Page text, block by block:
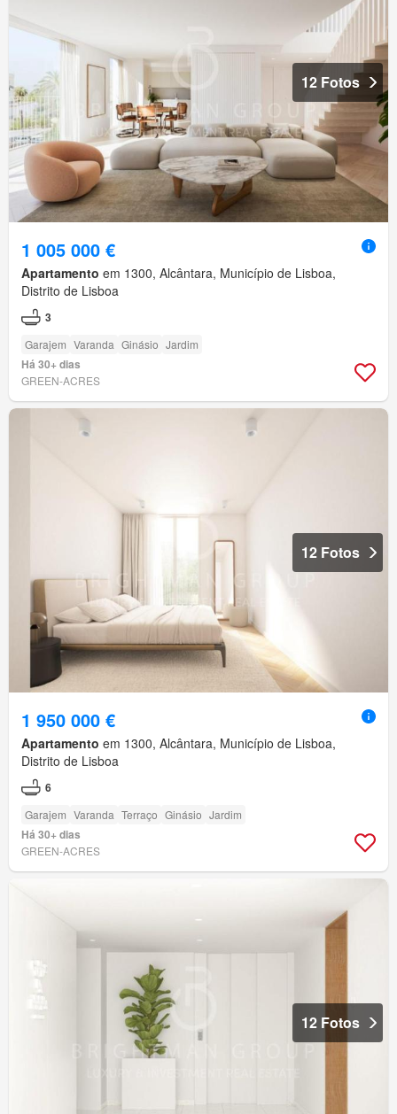
12 Fotos
1 005 000 €
Apartamento em 1300, Alcântara, Município de Lisboa,
Distrito de Lisboa
3
Garajem Varanda Ginásio Jardim
Há 30+ dias
GREEN-ACRES
12 Fotos
1 950 000 €
Apartamento em 1300, Alcântara, Município de Lisboa,
Distrito de Lisboa
6
Garajem Varanda Terraço Ginásio Jardim
Há 30+ dias
GREEN-ACRES
12 Fotos